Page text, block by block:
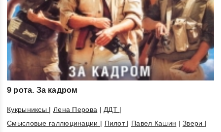
9 рота. За кадром
Кукрыниксы | Лена Перова |ДДТ |
Смысловые галлюцинации | Пилот | Павел Кашин |Звери |